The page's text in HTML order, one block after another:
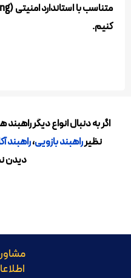
کنیم.
اگر به دنبال انواع دیگر
نظیرراهبند بازویی،راهبند
دیدن